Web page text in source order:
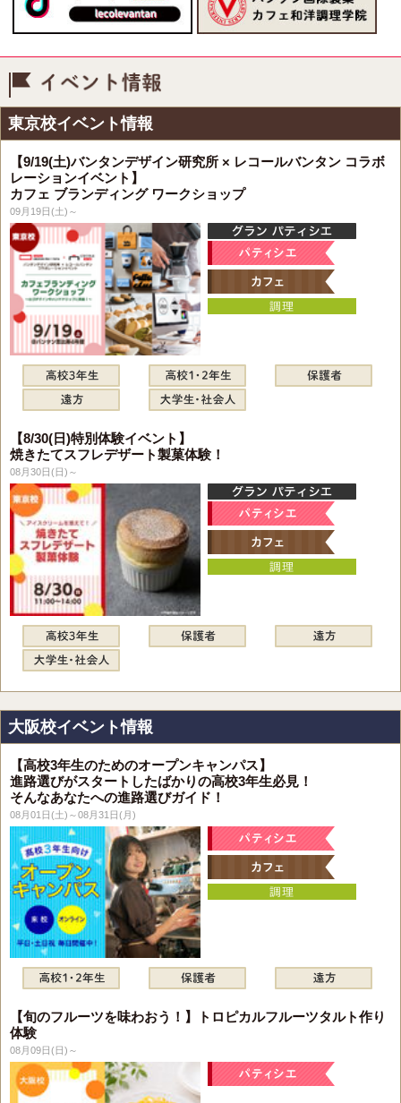
東京校イベント情報
【9/19(土)バンタンデザイン研究所 × レコールバンタン コラボ
レーションイベント】
カフェ ブランディング ワークショップ
09月19日(土)～
【8/30(日)特別体験イベント】
焼きたてスフレデザート製菓体験！
08月30日(日)～
大阪校イベント情報
【高校3年生のためのオープンキャンパス】
進路選びがスタートしたばかりの高校3年生必見！
そんなあなたへの進路選びガイド！
08月01日(土)～08月31日(月)
【旬のフルーツを味わおう！】トロピカルフルーツタルト作り
体験
08月09日(日)～